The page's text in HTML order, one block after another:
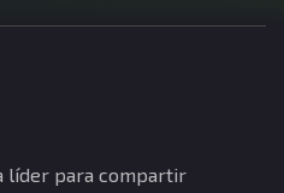
líder para compartir